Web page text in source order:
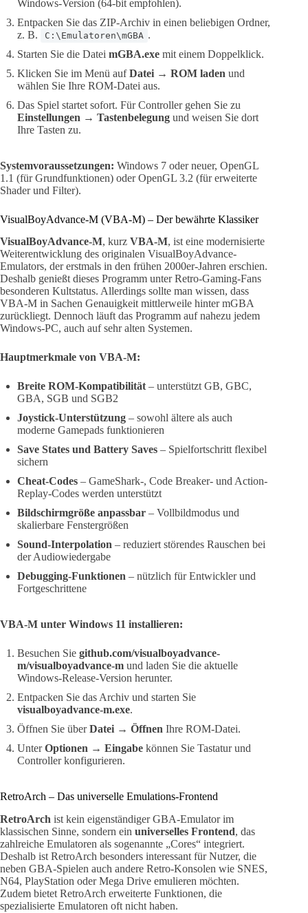
Windows-Version (64-bit empfohlen).
Entpacken Sie das ZIP-Archiv in einen beliebigen Ordner,
z. B.
C:\Emulatoren\mGBA .
Starten Sie die Datei mGBA.exe mit einem Doppelklick.
Klicken Sie im Menü aufDatei → ROM laden und
wählen Sie Ihre ROM-Datei aus.
Das Spiel startet sofort. Für Controller gehen Sie zu
Einstellungen → Tastenbelegung und weisen Sie dort
Ihre Tasten zu.
Systemvoraussetzungen: Windows 7 oder neuer, OpenGL
1.1 (für Grundfunktionen) oder OpenGL 3.2 (für erweiterte
Shader und Filter).
VisualBoyAdvance-M (VBA-M) – Der bewährte Klassiker
VisualBoyAdvance-M, kurz VBA-M, ist eine modernisierte
Weiterentwicklung des originalen VisualBoyAdvance-
Emulators, der erstmals in den frühen 2000er-Jahren erschien.
Deshalb genießt dieses Programm unter Retro-Gaming-Fans
besonderen Kultstatus. Allerdings sollte man wissen, dass
VBA-M in Sachen Genauigkeit mittlerweile hinter mGBA
zurückliegt. Dennoch läuft das Programm auf nahezu jedem
Windows-PC, auch auf sehr alten Systemen.
Hauptmerkmale von VBA-M:
Breite ROM-Kompatibilität – unterstützt GB, GBC,
GBA, SGB und SGB2
Joystick-Unterstützung – sowohl ältere als auch
moderne Gamepads funktionieren
Save States und Battery Saves – Spielfortschritt flexibel
sichern
Cheat-Codes – GameShark-, Code Breaker- und Action-
Replay-Codes werden unterstützt
Bildschirmgröße anpassbar – Vollbildmodus und
skalierbare Fenstergrößen
Sound-Interpolation – reduziert störendes Rauschen bei
der Audiowiedergabe
Debugging-Funktionen – nützlich für Entwickler und
Fortgeschrittene
VBA-M unter Windows 11 installieren:
Besuchen Sie github.com/visualboyadvance-
m/visualboyadvance-m und laden Sie die aktuelle
Windows-Release-Version herunter.
Entpacken Sie das Archiv und starten Sie
visualboyadvance-m.exe.
Öffnen Sie überDatei → Öffnen Ihre ROM-Datei.
UnterOptionen → Eingabe können Sie Tastatur und
Controller konfigurieren.
RetroArch – Das universelle Emulations-Frontend
RetroArch ist kein eigenständiger GBA-Emulator im
klassischen Sinne, sondern ein universelles Frontend, das
zahlreiche Emulatoren als sogenannte „Cores“ integriert.
Deshalb ist RetroArch besonders interessant für Nutzer, die
neben GBA-Spielen auch andere Retro-Konsolen wie SNES,
N64, PlayStation oder Mega Drive emulieren möchten.
Zudem bietet RetroArch erweiterte Funktionen, die
spezialisierte Emulatoren oft nicht haben.